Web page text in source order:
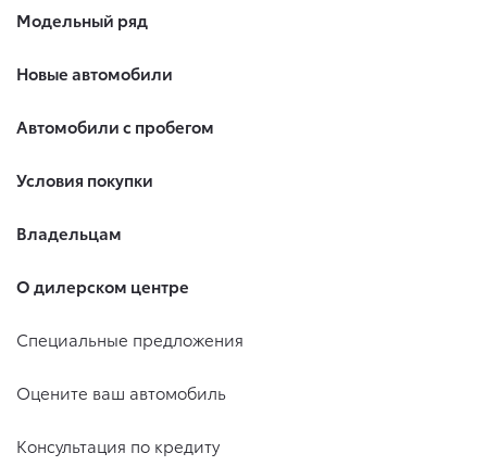
Модельный ряд
Новые автомобили
Автомобили с пробегом
Условия покупки
Владельцам
О дилерском центре
Специальные предложения
Оцените ваш автомобиль
Консультация по кредиту